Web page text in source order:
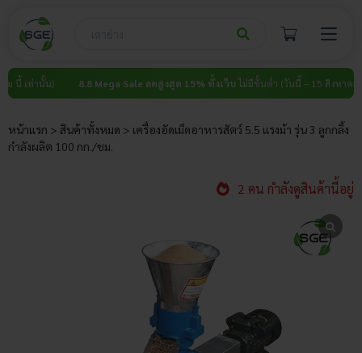
content
8.8 Mega Sale ลดสูงสุด 15% ทั้งเว็บ ไม่มีขั้นต่ำ (วันนี้ – 15 สิงหาคม นี้ เท่านั้น)
หน้าแรก > สินค้าทั้งหมด > เครื่องอัดเม็ดอาหารสัตว์ 5.5 แรงม้า รุ่น 3 ลูกกลิ้ง
กำลังผลิต 100 กก./ชม.
2 คน กำลังดูสินค้านี้อยู่